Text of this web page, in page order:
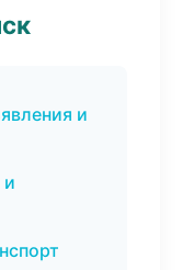
и
и